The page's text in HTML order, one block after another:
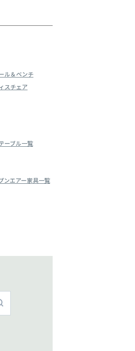
ル＆ベンチ
スチェア
ーブル一覧
ンエアー家具一覧